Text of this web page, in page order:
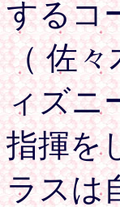
するコ
（ 佐
ィズニ
指揮を
ラスは